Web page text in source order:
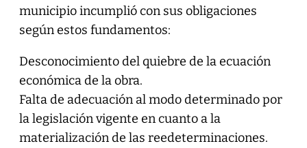
municipio incumplió con sus obligaciones
según estos fundamentos:
Desconocimiento del quiebre de la ecuación
económica de la obra.
Falta de adecuación al modo determinado por
la legislación vigente en cuanto a la
materialización de las reedeterminaciones.